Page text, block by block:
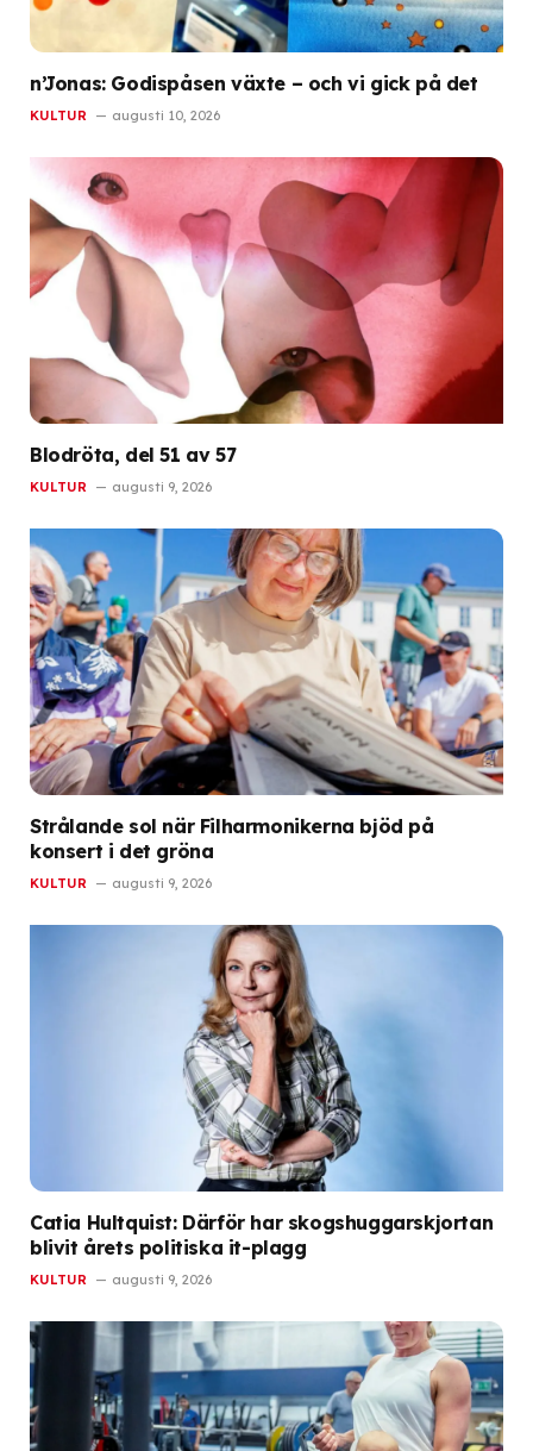
n’Jonas: Godispåsen växte – och vi gick på det
KULTUR augusti 10, 2026
Blodröta, del 51 av 57
KULTUR augusti 9, 2026
Strålande sol när Filharmonikerna bjöd på
konsert i det gröna
KULTUR augusti 9, 2026
Catia Hultquist: Därför har skogshuggarskjortan
blivit årets politiska it-plagg
KULTUR augusti 9, 2026